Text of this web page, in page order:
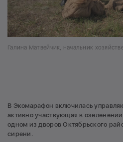
Галина Матвейчик, начальник
В Экомарафон включилась
активно участвующая в
одном из дворов Октябрьского
сирени.